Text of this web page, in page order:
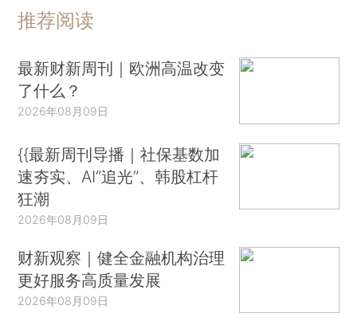
推荐阅读
最新财新周刊｜欧洲高温改变
了什么？
2026年08月09日
{{最新周刊导播｜社保基数加
速夯实、AI“追光”、韩股杠杆
狂潮
2026年08月09日
财新观察｜健全金融机构治理
更好服务高质量发展
2026年08月09日